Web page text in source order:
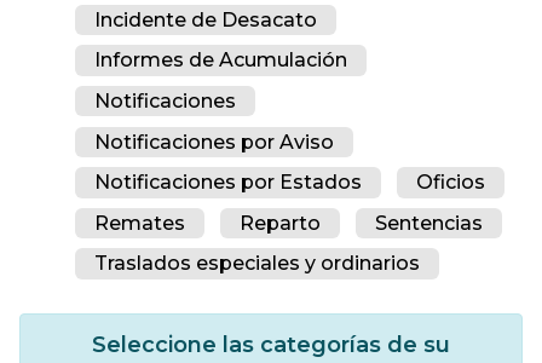
Incidente de Desacato
Informes de Acumulación
Notificaciones
Notificaciones por Aviso
Notificaciones por Estados
Oficios
Remates
Reparto
Sentencias
Traslados especiales y ordinarios
Seleccione las categorías de su